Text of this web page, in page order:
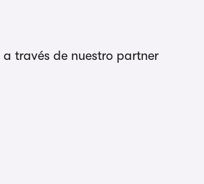
través de nuestro partner